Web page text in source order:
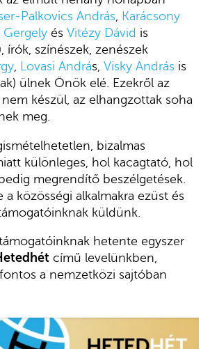
Palkovics András, Karácsony
Gergely és Vitézy Dávid is
írók, színészek, zenészek
, Lovasi András, Visky András is
ülnek Önök elé. Ezekről az
készül, az elhangzottak soha
meg.
bizalmas
különleges, hol kacagtató, hol
megrendítő beszélgetések.
a közösségi alkalmakra ezüst és
küldünk.
hetente egyszer
című levelünkben,
a nemzetközi sajtóban